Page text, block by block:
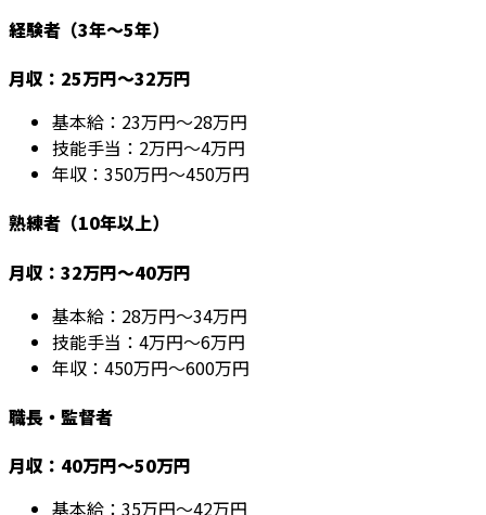
経験者（3年～5年）
月収：25万円～32万円
基本給：23万円～28万円
技能手当：2万円～4万円
年収：350万円～450万円
熟練者（10年以上）
月収：32万円～40万円
基本給：28万円～34万円
技能手当：4万円～6万円
年収：450万円～600万円
職長・監督者
月収：40万円～50万円
基本給：35万円～42万円